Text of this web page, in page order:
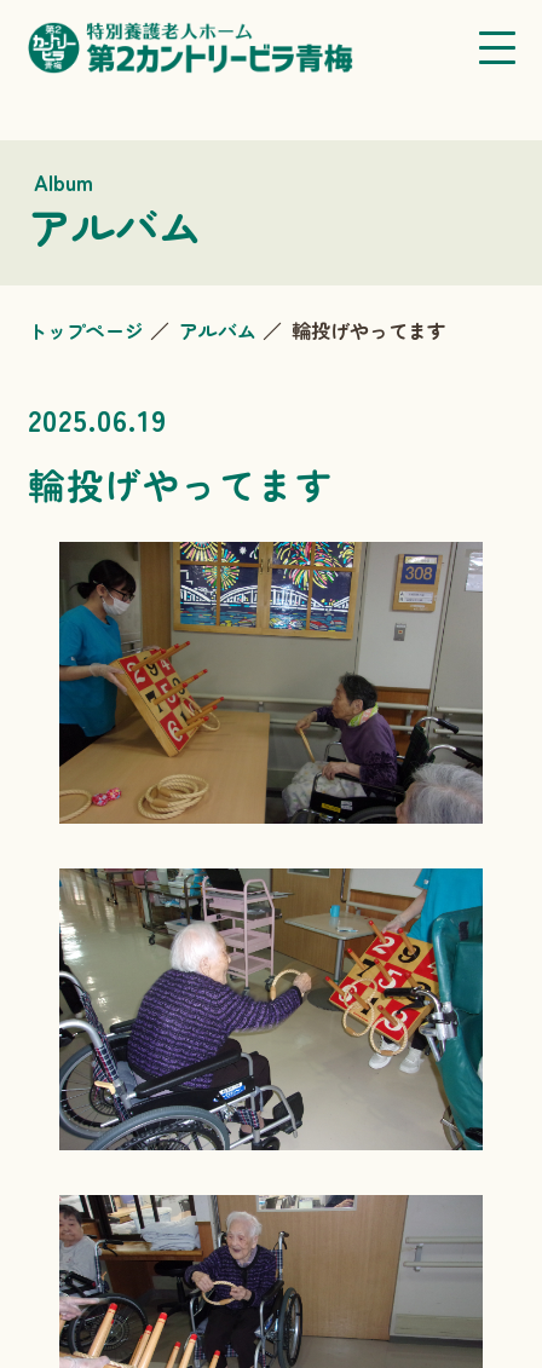
Album
アルバム
トップページ アルバム 輪投げやってます
2025.06.19
輪投げやってます